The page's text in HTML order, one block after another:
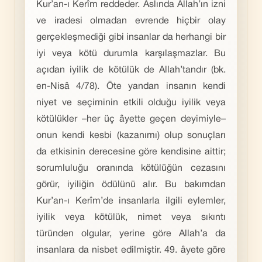
Kur’an-ı Kerîm reddeder. Aslında Allah’ın izni
ve iradesi olmadan evrende hiçbir olay
gerçekleşmediği gibi insanlar da herhangi bir
iyi veya kötü durumla karşılaşmazlar. Bu
açıdan iyilik de kötülük de Allah’tandır (bk.
en-Nisâ 4/78). Öte yandan insanın kendi
niyet ve seçiminin etkili olduğu iyilik veya
kötülükler –her üç âyette geçen deyimiyle–
onun kendi kesbi (kazanımı) olup sonuçları
da etkisinin derecesine göre kendisine aittir;
sorumluluğu oranında kötülüğün cezasını
görür, iyiliğin ödülünü alır. Bu bakımdan
Kur’an-ı Kerîm’de insanlarla ilgili eylemler,
iyilik veya kötülük, nimet veya sıkıntı
türünden olgular, yerine göre Allah’a da
insanlara da nisbet edilmiştir. 49. âyete göre